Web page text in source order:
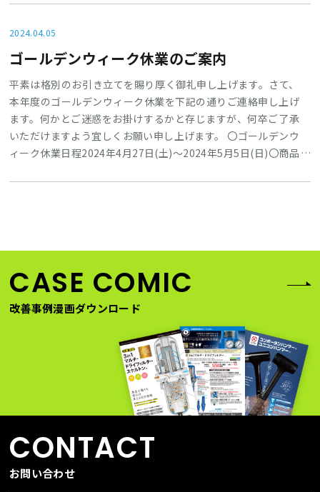
マグキャッチフィルター〇漏洩補修材リークエイド〇コンポー
2024.04.05
ゴールデンウィーク休業のご案内
平素は格別のお引き立てを賜り厚く御礼申し上げます。さて、
本年度のゴールデンウィーク休業を下記の通りご連絡申し上げ
ます。何かとご迷惑をお掛けするかと存じますが、何卒ご了承
いただけますよう宜しくお願い申し上げます。 〇ゴールデンウ
ィーク休業日程2024年4月27日(土)～2024年5月5日(日)〇商品
日(金)出荷（2024年5月6日(月)は営業しておりますが、祝日の
CASE COMIC
改善事例漫画ダウンロード
CONTACT
お問い合わせ